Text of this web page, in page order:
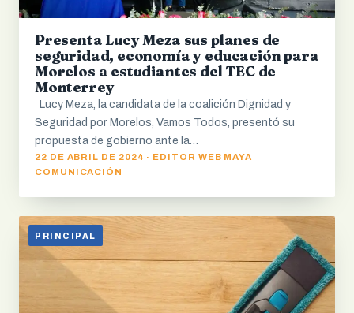
Presenta Lucy Meza sus planes de
seguridad, economía y educación para
Morelos a estudiantes del TEC de
Monterrey
Lucy Meza, la candidata de la coalición Dignidad y
Seguridad por Morelos, Vamos Todos, presentó su
propuesta de gobierno ante la…
22 DE ABRIL DE 2024 · EDITOR WEB MAYA
COMUNICACIÓN
PRINCIPAL